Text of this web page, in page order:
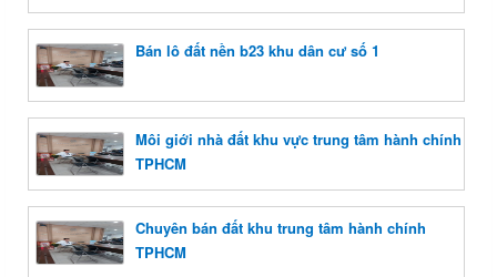
Bán lô đất nền b23 khu dân cư số 1
Môi giới nhà đất khu vực trung tâm hành chính
TPHCM
Chuyên bán đất khu trung tâm hành chính
TPHCM